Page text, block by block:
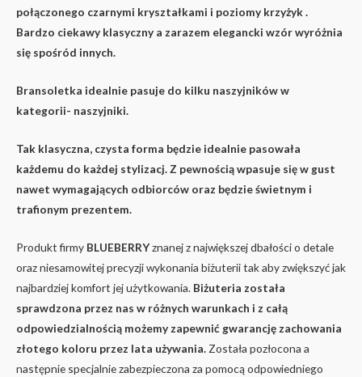
połączonego czarnymi kryształkami i poziomy krzyżyk .
Bardzo ciekawy klasyczny a zarazem elegancki wzór wyróżnia
się spośród innych.
Bransoletka idealnie pasuje do kilku naszyjników w
kategorii- naszyjniki.
Tak klasyczna, czysta forma będzie idealnie pasowała
każdemu do każdej stylizacj. Z pewnością wpasuje się w gust
nawet wymagających odbiorców oraz będzie świetnym i
trafionym prezentem.
Produkt firmy BLUEBERRYznanej z największej dbałości o detale
oraz niesamowitej precyzji wykonania biżuterii tak aby zwiększyć jak
najbardziej komfort jej użytkowania. Biżuteria została
sprawdzona przez nas w różnych warunkach i z całą
odpowiedzialnością możemy zapewnić gwarancję zachowania
złotego koloru przez lata używania. Została pozłocona a
następnie specjalnie zabezpieczona za pomocą odpowiedniego